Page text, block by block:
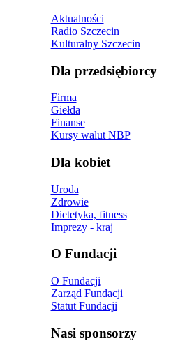
Aktualności
Radio Szczecin
Kulturalny Szczecin
Dla przedsiębiorcy
Firma
Giełda
Finanse
Kursy walut NBP
Dla kobiet
Uroda
Zdrowie
Dietetyka, fitness
Imprezy - kraj
O Fundacji
O Fundacji
Zarząd Fundacji
Statut Fundacji
Nasi sponsorzy